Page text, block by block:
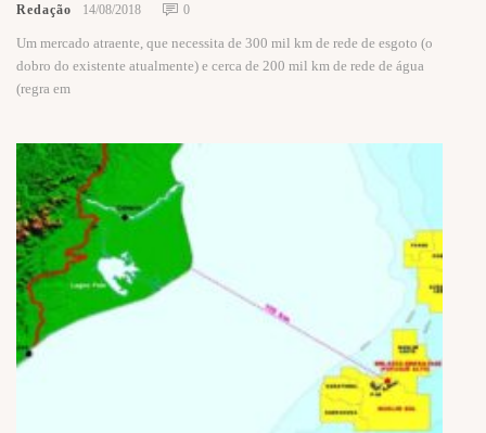
Redação 14/08/2018 0
Um mercado atraente, que necessita de 300 mil km de rede de esgoto (o
dobro do existente atualmente) e cerca de 200 mil km de rede de água
(regra em